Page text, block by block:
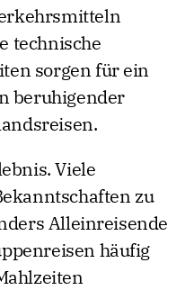
technische
sorgen für ein
beruhigender
Viele
zu
Alleinreisende
häufig